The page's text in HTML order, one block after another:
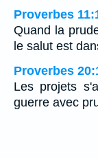
Proverbes
Quand la
le salut est
Proverbes
Les projets
guerre avec